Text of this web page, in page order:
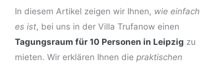
In diesem Artikel zeigen wir Ihnen, wie einfach
es ist, bei uns in der Villa Trufanow einen
Tagungsraum für 10 Personen in Leipzig zu
mieten. Wir erklären Ihnen die praktischen